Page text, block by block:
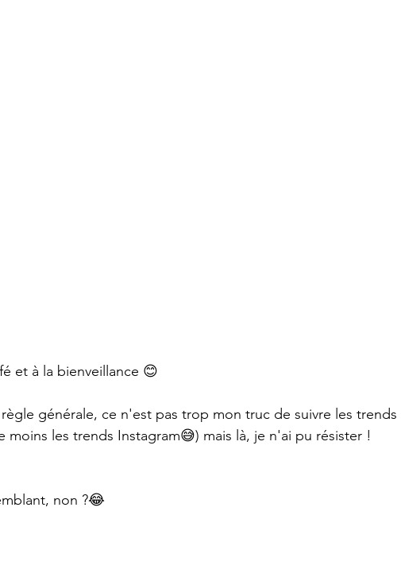
et à la bienveillance 😊
générale, ce n'est pas trop mon truc de suivre les
moins les trends Instagram😅) mais là, je n'ai pu résister !
non ?😂